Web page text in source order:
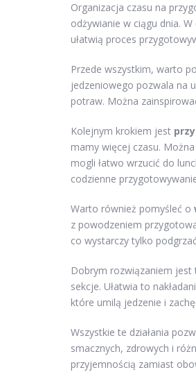
Organizacja czasu na
odżywianie w ciągu dnia.
ułatwią proces
Przede wszystkim, warto
jedzeniowego pozwala na
potraw. Można
Kolejnym krokiem jest
mamy więcej czasu.
mogli łatwo wrzucić do
codzienne
Warto również pomyśleć o
z powodzeniem
co wystarczy tylko
Dobrym rozwiązaniem jest
sekcje. Ułatwia to
które umilą jedzenie i
Wszystkie te działania
smacznych, zdrowych i
przyjemnością zamiast